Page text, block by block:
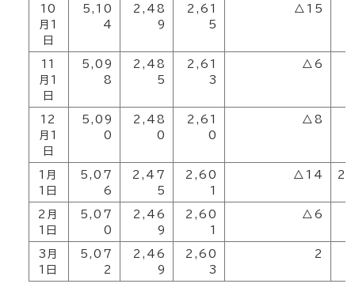
10
月1
日
5,10
4
2,48
9
2,61
5
△15
11
月1
日
5,09
8
2,48
5
2,61
3
△6
12
月1
日
5,09
0
2,48
0
2,61
0
△8
1月
1日
5,07
6
2,47
5
2,60
1
△14
2月
1日
5,07
0
2,46
9
2,60
1
△6
3月
1日
5,07
2
2,46
9
2,60
3
2